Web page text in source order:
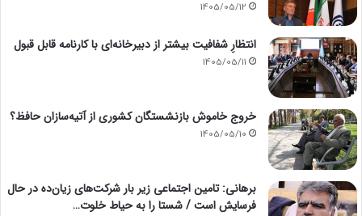
1405/05/12
انتظارِ شفافیت بیشتر از دبیرخانه‌ای با کارنامه قابل قبول
1405/05/11
خروج خاموش بازنشستگان کشوری از آتیه‌سازان حافظ؟
1405/05/10
برهانی: تامین اجتماعی زیر بار شرکت‌های زیان‌ده در حال
فرسایش است / شستا را به حیاط خلوت…